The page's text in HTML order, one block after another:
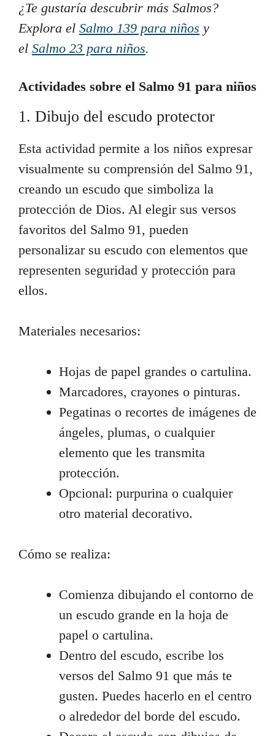
¿Te gustaría descubrir más Salmos?
Explora el Salmo 139 para niños y
el Salmo 23 para niños.
Actividades sobre el Salmo 91 para niños
1. Dibujo del escudo protector
Esta actividad permite a los niños expresar
visualmente su comprensión del Salmo 91,
creando un escudo que simboliza la
protección de Dios. Al elegir sus versos
favoritos del Salmo 91, pueden
personalizar su escudo con elementos que
representen seguridad y protección para
ellos.
Materiales necesarios:
Hojas de papel grandes o cartulina.
Marcadores, crayones o pinturas.
Pegatinas o recortes de imágenes de
ángeles, plumas, o cualquier
elemento que les transmita
protección.
Opcional: purpurina o cualquier
otro material decorativo.
Cómo se realiza:
Comienza dibujando el contorno de
un escudo grande en la hoja de
papel o cartulina.
Dentro del escudo, escribe los
versos del Salmo 91 que más te
gusten. Puedes hacerlo en el centro
o alrededor del borde del escudo.